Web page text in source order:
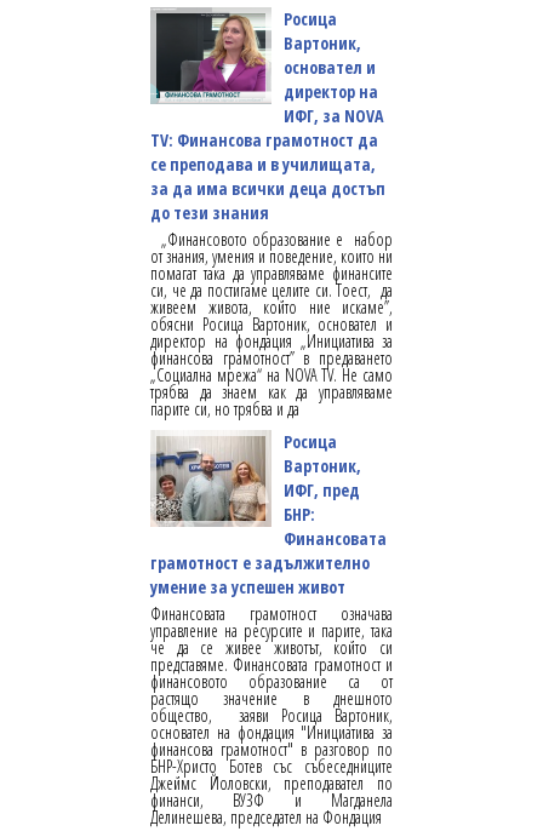
Росица
Вартоник,
основател и
директор на
ИФГ, за NOVA
TV: Финансова грамотност да
се преподава и в училищата,
за да има всички деца достъп
до тези знания
„Финансовото образование е набор
от знания, умения и поведение, които ни
помагат така да управляваме финансите
си, че да постигаме целите си. Тоест, да
живеем живота, който ние искаме”,
обясни Росица Вартоник, основател и
директор на фондация „Инициатива за
финансова грамотност” в предаването
„Социална мрежа“ на NOVA TV. Не само
трябва да знаем как да управляваме
парите си, но трябва и да
Росица
Вартоник,
ИФГ, пред
БНР:
Финансовата
грамотност е задължително
умение за успешен живот
Финансовата грамотност означава
управление на ресурсите и парите, така
че да се живее животът, който си
представяме. Финансовата грамотност и
финансовото образование са от
растящо значение в днешното
общество, заяви Росица Вартоник,
основател на фондация "Инициатива за
финансова грамотност" в разговор по
БНР-Христо Ботев със събеседниците
Джеймс Йоловски, преподавател по
финанси, ВУЗФ и Магданела
Делинешева, председател на Фондация